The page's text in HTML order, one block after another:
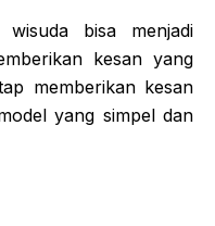
bisa menjadi
kesan yang
memberikan kesan
yang simpel dan